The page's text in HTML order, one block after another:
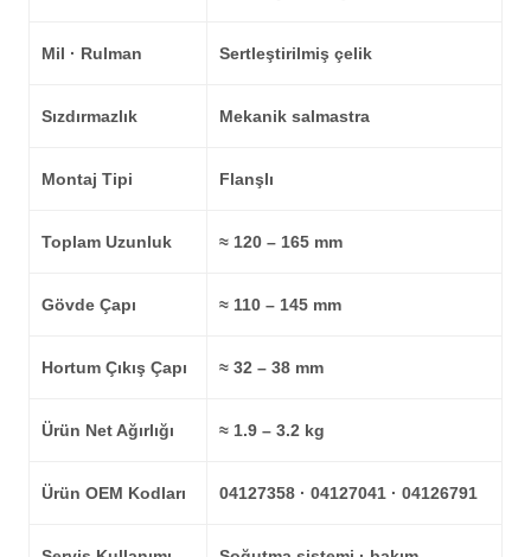
Mil · Rulman Sertleştirilmiş çelik
Sızdırmazlık Mekanik salmastra
Montaj Tipi Flanşlı
Toplam Uzunluk ≈ 120 – 165 mm
Gövde Çapı ≈ 110 – 145 mm
Hortum Çıkış Çapı ≈ 32 – 38 mm
Ürün Net Ağırlığı ≈ 1.9 – 3.2 kg
Ürün OEM Kodları 04127358 · 04127041 · 04126791